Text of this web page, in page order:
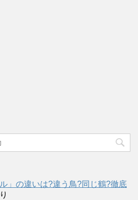
」の違いは?違う鳥?同じ鶴?徹底